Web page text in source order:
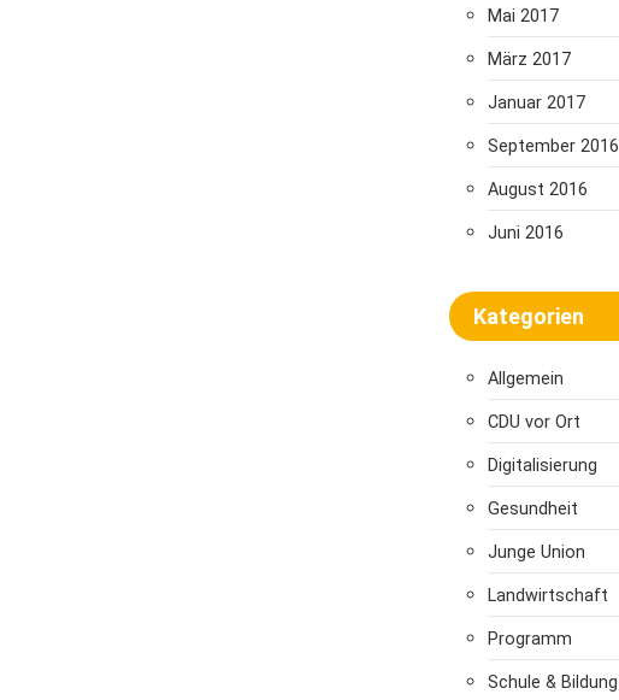
Mai 2017
März 2017
Januar 2017
September 2016
August 2016
Juni 2016
Kategorien
Allgemein
CDU vor Ort
Digitalisierung
Gesundheit
Junge Union
Landwirtschaft
Programm
Schule & Bildung